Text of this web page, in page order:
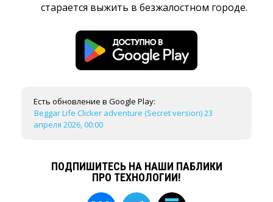
старается выжить в безжалостном городе.
Есть обновление в Google Play:
Beggar Life Clicker adventure (Secret version) 23
апреля 2026, 00:00
ПОДПИШИТЕСЬ НА НАШИ ПАБЛИКИ
ПРО ТЕХНОЛОГИИ!